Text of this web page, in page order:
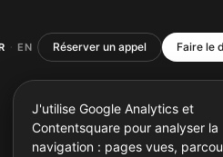
· EN Réserver un appel Faire le
J'utilise Google Analytics et
Contentsquare pour analyser la
navigation : pages vues,